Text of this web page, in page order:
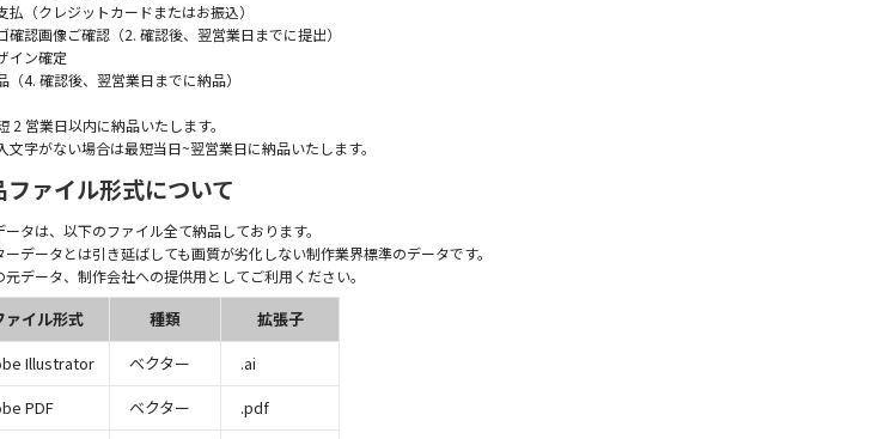
払（クレジットカードまたはお振込）
確認画像ご確認（2. 確認後、翌営業日までに提出）
イン確定
（4. 確認後、翌営業日までに納品）
2 営業日以内に納品いたします。
文字がない場合は最短当日~翌営業日に納品いたします。
ファイル形式について
ータは、以下のファイル全て納品しております。
ーデータとは引き延ばしても画質が劣化しない制作業界標準のデータです。
元データ、制作会社への提供用としてご利用ください。
ァイル形式 種類
拡張子
Illustrator
ベクター
.ai
PDF
ベクター
.pdf